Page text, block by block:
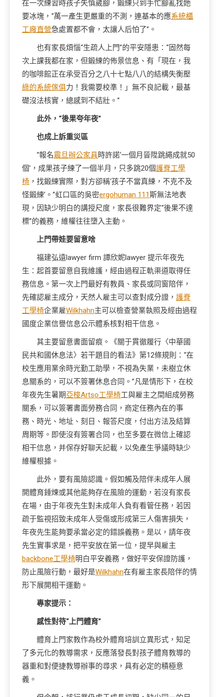
在一次練習時孩子失慎崴腳，鍛練只到手忙腳亂找她
要冰塊，“萬一產生更嚴重的不測，連基本的應系統櫃
工廠直營急處置都不會，太讓人后怕了”。
也有家長煩惱“生疏人上門”的平安隱患：“固然每
次上課我都在家，但鍛練的佈景信息、有「現在，我
的咖啡館正在承受百分之八十七點八八的結構失衡壓
綠的系統傢俱力！我需要校準！」無不良記載，最基
礎沒法核實，總感到不結壯。”
此外，“後果夸年夜”
也成上訴重災區
“報名震旦辦公家具時許諾‘一個月晉陞跳繩成就50
個’，成果孩子練了一個半月，只多跳20個護脊工學
椅 ，找鍛練實際，對方卻稱‘孩子不當真練，不克不及
怪鍛練’。”虹口區的吳密ergohuman 111斯無法地表
現，因缺少明白的講授尺度，家長很難界定“後果不達
標”的義務，維權往往墮入主動。
上門帶娃要留意啥
福建弘遠lawyer firm 譚欣妮lawyer 提示年夜先
生：起首要留意自我維護，經由過程正軌渠道取得任
務信息。第一次上門最好有教員、家長或同窗陪伴，
先確認雇主成分，天然人雇主可以查對成分證， 護脊
工學椅企業雇Wilkhahn主可以檢查營業執照及經由過程
國度企業信譽信息公示體系核對相干信息。
其主要留意書面留痕。《關于貫徹履行〈中華國
民共和國休息法〉若干題目的看法》第12條規則：“在
校生應用業余時光勤工助學，不視為失業，未樹立休
息關系的，可以不簽署休息合同。”凡是情形下，在校
年夜先生暑期亞梭Artso工學椅工與雇主之間組成勞務
關系，可以簽署書面勞務合同，商定任務內在的事
務、時光、地址、刻日、報答尺度，付出方法及結算
周期等。即使沒有簽署合同，也至多要在微信上確認
相干信息，并保存好聊天記載，以免產生爭議時缺少
維權根據。
此外，要有風險認識。假如觸及陪伴未成年人展
開體育錘煉或其他能夠存在風險的運動，若沒有家長
在場，由于年夜先生對未成年人負有看管任務，若因
疏于監視招致未成年人受傷或形成第三人傷害損失，
年夜先生能夠要承當必定的錯誤義務。是以，請年夜
先生實事求是，把平安放在第一位，提早與雇主
backbone工學椅明白平安義務，做好平安保證防護，
防止風險行動，最好是Wilkhahn在有雇主家長陪伴的情
形下展開相干運動。
專家提示：
感性對待“上門體育”
體育上門家教作為校外體育培訓立異形式，知足
了多元化的教導需求，反應落發長對孩子體育教導的
器重和對便捷教導辦事的尋求，具有必定的積極意
義。